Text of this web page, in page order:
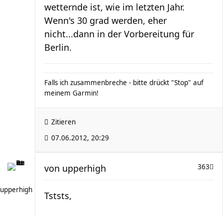
wetternde ist, wie im letzten Jahr.
Wenn's 30 grad werden, eher
nicht...dann in der Vorbereitung für
Berlin.
Falls ich zusammenbreche - bitte drückt "Stop" auf
meinem Garmin!
Zitieren
07.06.2012, 20:29
upperhigh
363
von upperhigh
Tststs,